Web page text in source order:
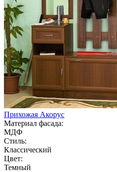
Прихожая Акорус
Материал фасада:
МДФ
Стиль:
Классический
Цвет:
Темный